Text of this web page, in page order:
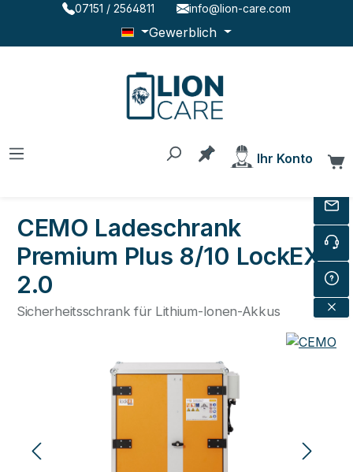
Zum Hauptinhalt springen
07151 / 2564811 info@lion-care.com
Gewerblich
Du hast 0 Produkte
Ihr Konto
CEMO Ladeschrank
Premium Plus 8/10 LockEX
2.0
Sicherheitsschrank für Lithium-Ionen-Akkus
Bildergalerie überspringen